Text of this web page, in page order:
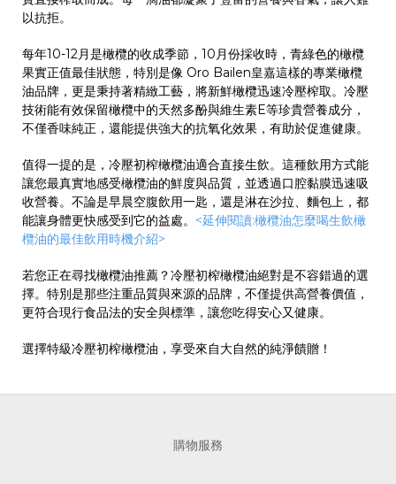
以抗拒。
每年10-12 月是橄欖的收成季節， 10 月份採收時，青綠色的橄欖
果實正值最佳狀態，特別是像 Oro Bailen皇嘉這樣的專業橄欖
油品牌，更是秉持著精緻工藝，將新鮮橄欖迅速冷壓榨取。冷壓
技術能有效保留橄欖中的天然多酚與維生素E等珍貴營養成分，
不僅香味純正，還能提供強大的抗氧化效果，有助於促進健康。
值得一提的是， 冷壓初榨橄欖油適合直接生飲。這種飲用方式能
讓您最真實地感受橄欖油的鮮度與品質，並透過口腔黏膜迅速吸
收營養。不論是早晨空腹飲用一匙，還是淋在沙拉、麵包上，都
能讓身體更快感受到它的益處。 <延伸閱讀:橄欖油怎麼喝生飲橄
欖油的最佳飲用時機介紹>
若您正在尋找橄欖油推薦 ？冷壓初榨橄欖油絕對是不容錯過的選
擇。特別是那些注重品質與來源的品牌，不僅提供高營養價值，
更符合現行食品法的安全與標準，讓您吃得安心又健康。
選擇特級冷壓初榨橄欖油，享受來自大自然的純淨饋贈！
購物服務